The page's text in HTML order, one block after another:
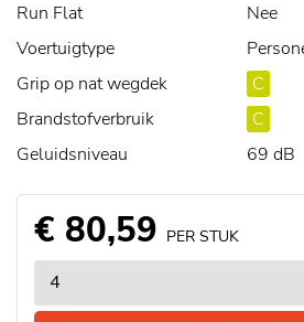
Run Flat
Nee
Voertuigtype
Grip op nat wegdek
C
Brandstofverbruik
C
Geluidsniveau
69 dB
€ 80,59 PER STUK